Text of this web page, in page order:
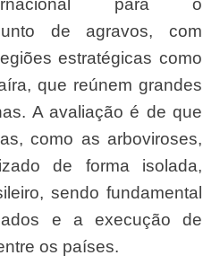
para o
de agravos, com
estratégicas como
que reúnem grandes
A avaliação é de que
como as arboviroses,
de forma isolada,
sendo fundamental
e a execução de
os países.